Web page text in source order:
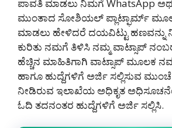
ಪಾವತಿ ಮಾಡಲು ನಿಮಗೆ WhatsApp
ಮುಂತಾದ ಸೋಶಿಯಲ್ ಪ್ಲಾಟ್ಫಾರ್ಮ್
ಮಾಡಲು ಹೇಳಿದರೆ ದಯವಿಟ್ಟು ಹಣವನ್ನು
ಕುರಿತು ನಮಗೆ ತಿಳಿಸಿ ನಮ್ಮ ವಾಟ್ಸಾಪ್
ಹೆಚ್ಚಿನ ಮಾಹಿತಿಗಾಗಿ ವಾಟ್ಸಾಪ್ ಮೂಲಕ
ಹಾಗೂ ಹುದ್ದೆಗಳಿಗೆ ಅರ್ಜಿ ಸಲ್ಲಿಸುವ
ನೀಡಿರುವ ಇಲಾಖೆಯ ಅಧಿಕೃತ
ಓದಿ ತದನಂತರ ಹುದ್ದೆಗಳಿಗೆ ಅರ್ಜಿ ಸಲ್ಲಿಸಿ.